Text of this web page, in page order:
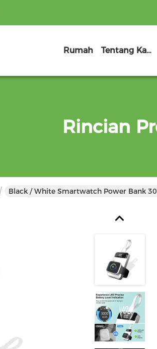
Rumah Tentang Kami
Rincian
Black / White Smartwatch Power Bank